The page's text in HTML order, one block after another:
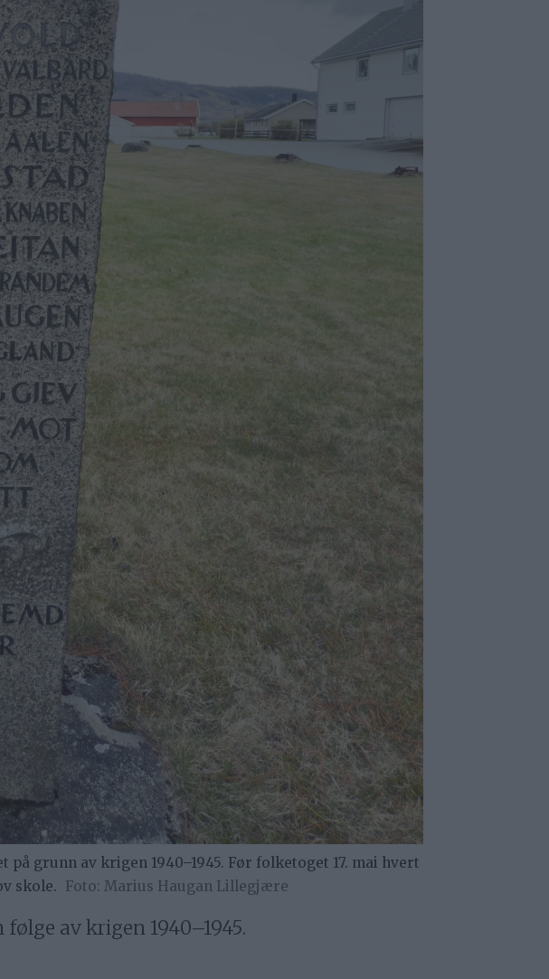
grunn av krigen 1940–1945. Før folketoget 17. mai hvert
skole.
Marius Haugan Lillegjære
av krigen 1940–1945.